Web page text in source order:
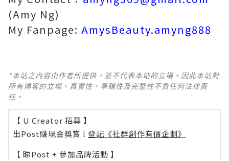
(Amy Ng)
My Fanpage: AmysBeauty.amyng888
*本站之內容由作者所提供，並不代表本站的立場。因此本站對
所有博客的立場、真實性、準確性及完整性不負任何法律責
任。
【 U Creator 招募 】
出Post賺現金獎賞 l 登記《社群創作有價企劃》
【 睇Post + 參加品牌活動 】